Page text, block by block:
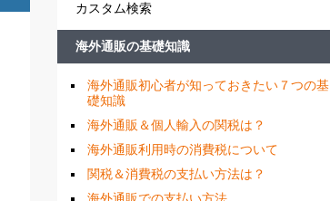
カスタム検索
海外通販の基礎知識
海外通販初心者が知っておきたい７つの基
礎知識
海外通販＆個人輸入の関税は？
海外通販利用時の消費税について
関税＆消費税の支払い方法は？